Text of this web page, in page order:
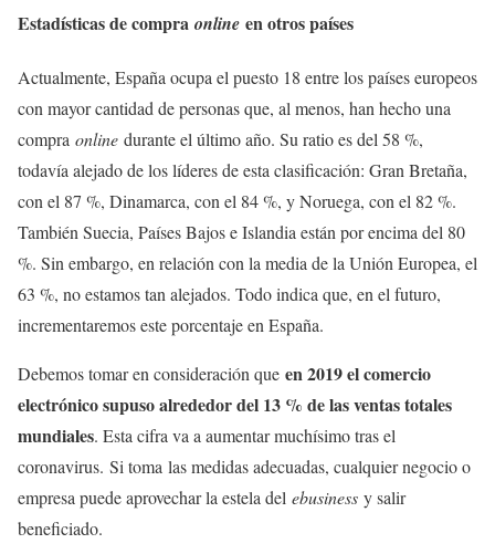
Estadísticas de compra online en otros países
Actualmente, España ocupa el puesto 18 entre los países europeos
con mayor cantidad de personas que, al menos, han hecho una
compra online durante el último año. Su ratio es del 58 %,
todavía alejado de los líderes de esta clasificación: Gran Bretaña,
con el 87 %, Dinamarca, con el 84 %, y Noruega, con el 82 %.
También Suecia, Países Bajos e Islandia están por encima del 80
%. Sin embargo, en relación con la media de la Unión Europea, el
63 %, no estamos tan alejados. Todo indica que, en el futuro,
incrementaremos este porcentaje en España.
Debemos tomar en consideración que en 2019 el comercio
electrónico supuso alrededor del 13 % de las ventas totales
mundiales. Esta cifra va a aumentar muchísimo tras el
coronavirus. Si toma las medidas adecuadas, cualquier negocio o
empresa puede aprovechar la estela del ebusiness y salir
beneficiado.